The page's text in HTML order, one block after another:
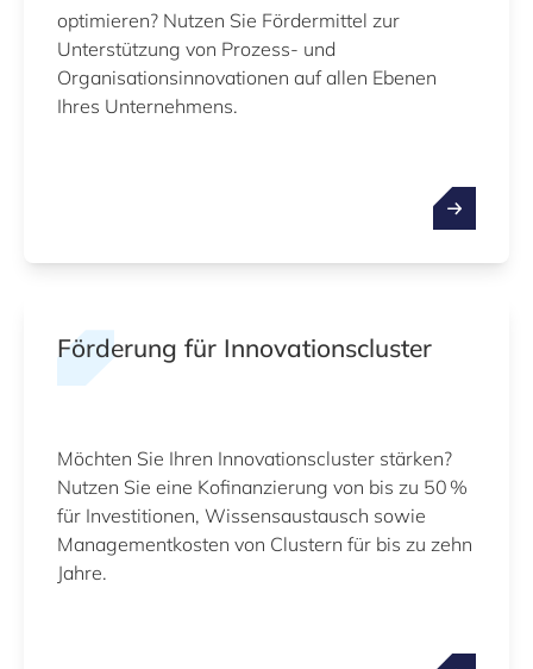
optimieren? Nutzen Sie Fördermittel zur
Unterstützung von Prozess‑ und
Organisationsinnovationen auf allen Ebenen
Ihres Unternehmens.
Förderung für Innovationscluster
Möchten Sie Ihren Innovationscluster stärken?
Nutzen Sie eine Kofinanzierung von bis zu 50 %
für Investitionen, Wissensaustausch sowie
Managementkosten von Clustern für bis zu zehn
Jahre.